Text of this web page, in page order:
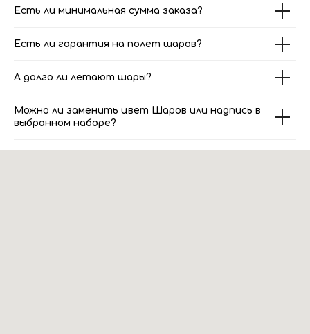
Есть ли минимальная сумма заказа?
Есть ли гарантия на полет шаров?
А долго ли летают шары?
Можно ли заменить цвет Шаров или надпись в
выбранном наборе?